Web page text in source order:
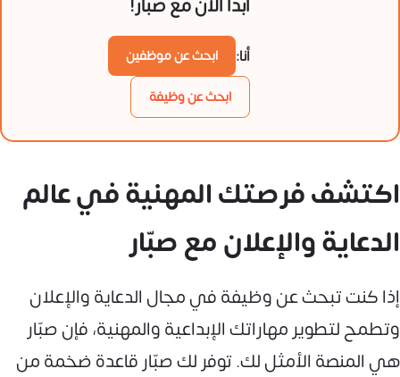
أنا:
ابحث عن موظفين
ابحث عن وظيفة
اكتشف فرصتك المهنية في عالم
الدعاية والإعلان مع صبّار
إذا كنت تبحث عن وظيفة في مجال الدعاية والإعلان
وتطمح لتطوير مهاراتك الإبداعية والمهنية، فإن صبّار
هي المنصة الأمثل لك. توفر لك صبّار قاعدة ضخمة من